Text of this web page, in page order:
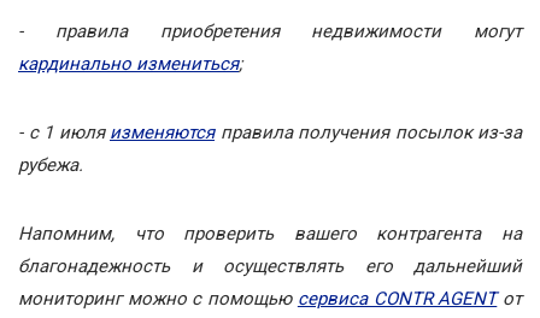
- правила приобретения недвижимости могут
кардинально измениться;
- с 1 июля изменяютсяправила получения посылок из-за
рубежа.
Напомним, что проверить вашего контрагента на
благонадежность и осуществлять его дальнейший
мониторинг можно с помощью сервиса CONTR AGENTот